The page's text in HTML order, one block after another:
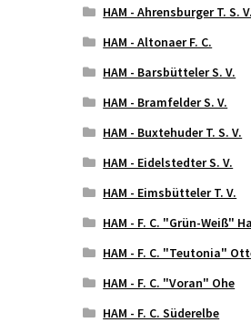
HAM - Ahrensburger T. S. V.
HAM - Altonaer F. C.
HAM - Barsbütteler S. V.
HAM - Bramfelder S. V.
HAM - Buxtehuder T. S. V.
HAM - Eidelstedter S. V.
HAM - Eimsbütteler T. V.
HAM - F. C. "Grün-Weiß"
HAM - F. C. "Teutonia"
HAM - F. C. "Voran" Ohe
HAM - F. C. Süderelbe